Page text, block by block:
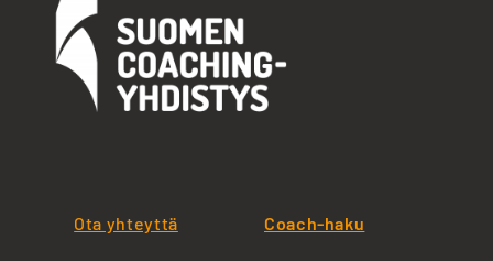
Ota yhteyttä Coach-haku